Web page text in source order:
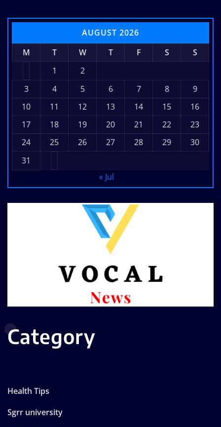
AUGUST 2026
M
T W T F S
S
1
2
3
4 5 6 7 8
9
10
11 12 13 14 15
16
17
18 19 20 21 22
23
24
25 26 27 28 29
30
31
« Jul
Category
Health Tips
Sgrr university